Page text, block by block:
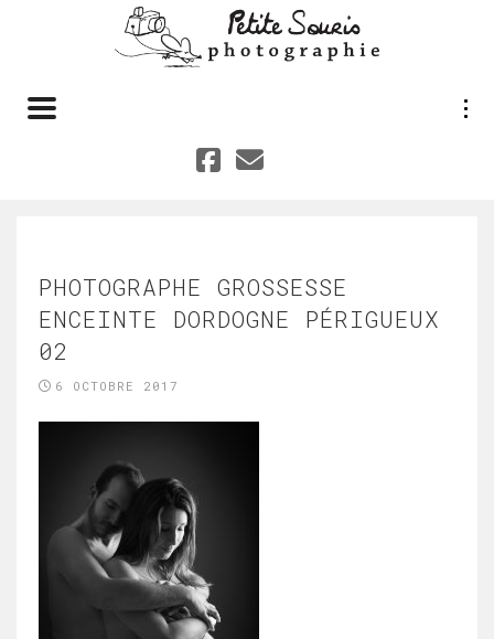
Toggle navigation
PHOTOGRAPHE GROSSESSE
ENCEINTE DORDOGNE PÉRIGUEUX
02
6 OCTOBRE 2017